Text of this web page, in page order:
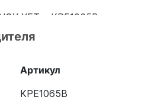
XFT
KPE1065B
XFT
KPE1065B
Артикул
KPE1065B